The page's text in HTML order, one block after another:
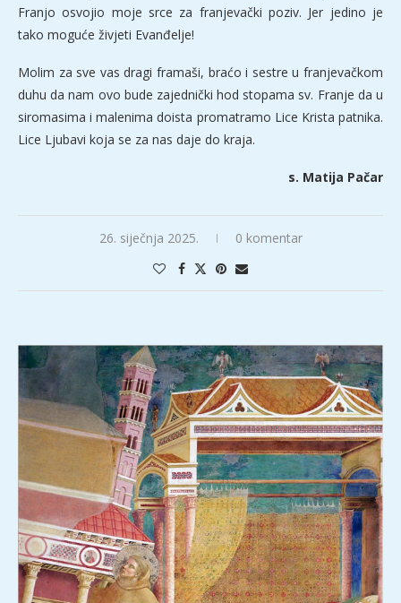
Franjo osvojio moje srce za franjevački poziv. Jer jedino je
tako moguće živjeti Evanđelje!
Molim za sve vas dragi framaši, braćo i sestre u franjevačkom
duhu da nam ovo bude zajednički hod stopama sv. Franje da u
siromasima i malenima doista promatramo Lice Krista patnika.
Lice Ljubavi koja se za nas daje do kraja.
s. Matija Pačar
26. siječnja 2025. 0 komentar